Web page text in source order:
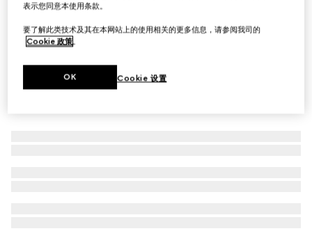
表示您同意本使用条款。
要了解此类技术及其在本网站上的使用相关的更多信息，请参阅我司的
Cookie 政策。
Cookie 设置
OK